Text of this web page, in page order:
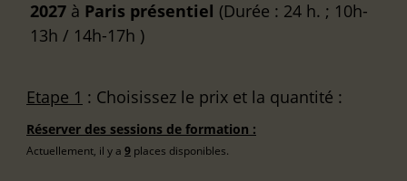
2027 à Paris présentiel (Durée : 24 h. ; 10h-
13h / 14h-17h )
Etape 1 : Choisissez le prix et la quantité :
Réserver des sessions de formation :
Actuellement, il y a 9 places disponibles.